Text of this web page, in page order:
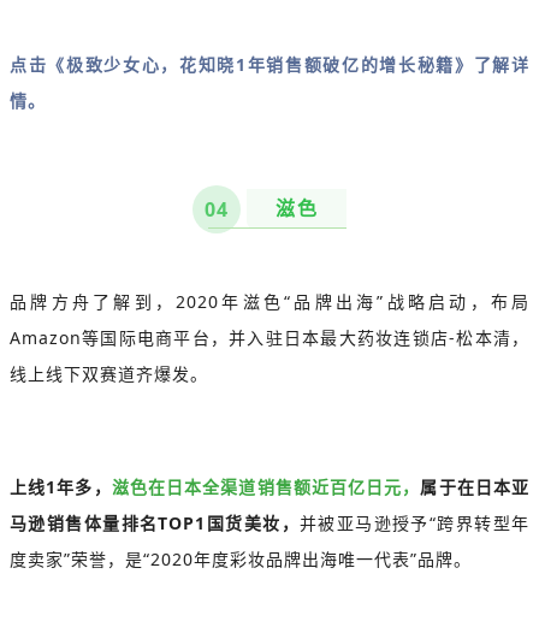
点击《极致少女心，花知晓1年销售额破亿的增长秘籍》了解详
情。
04 滋色
品牌方舟了解到，2020年滋色“品牌出海”战略启动，布局
Amazon等国际电商平台，并入驻日本最大药妆连锁店-松本清，
线上线下双赛道齐爆发。
上线1年多， 滋色在日本全渠道销售额近百亿日元， 属于在日本亚
马逊销售体量排名TOP1国货美妆， 并被亚马逊授予“跨界转型年
度卖家”荣誉，是“2020年度彩妆品牌出海唯一代表”品牌。